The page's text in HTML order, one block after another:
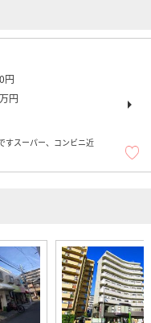
円
円
すスーパー、コンビニ近